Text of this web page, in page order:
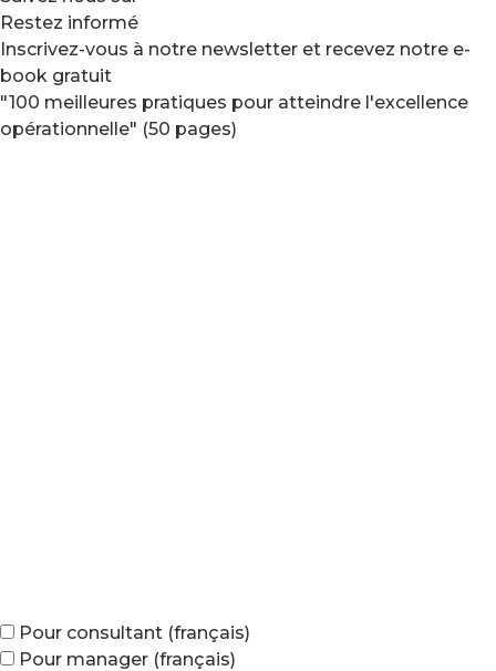
Restez informé
Inscrivez-vous à notre newsletter et recevez notre e-
book gratuit
"100 meilleures pratiques pour atteindre l'excellence
opérationnelle" (50 pages)
Pour consultant (français)
Pour manager (français)